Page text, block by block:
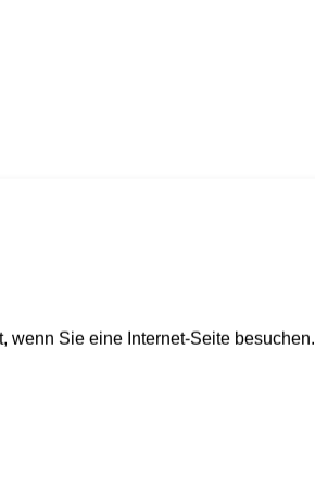
wenn Sie eine Internet-Seite besuchen.